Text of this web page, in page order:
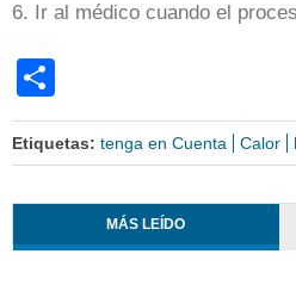
6. Ir al médico cuando el
Etiquetas: tenga en Cuenta Calor
MÁS LEÍDO